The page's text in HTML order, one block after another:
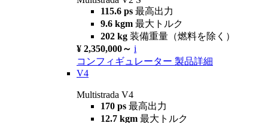
115.6 ps 最高出力
9.6 kgm 最大トルク
202 kg 装備重量（燃料を除く）
¥ 2,350,000～ i
コンフィギュレーター 製品詳細
V4
Multistrada V4
170 ps 最高出力
12.7 kgm 最大トルク